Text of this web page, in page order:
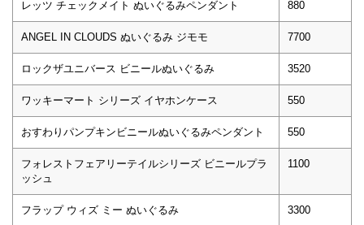
レッツ チェックメイト ぬいぐるみペンダント 880
ANGEL IN CLOUDS ぬいぐるみ ジモモ 7700
ロックザユニバース ビニールぬいぐるみ 3520
ワッキーマート シリーズ イヤホンケース 550
おすわりパンプキンビニールぬいぐるみペンダント 550
フォレストフェアリーテイルシリーズ ビニールプラ
ッシュ
1100
フラップ ウィズ ミー ぬいぐるみ 3300